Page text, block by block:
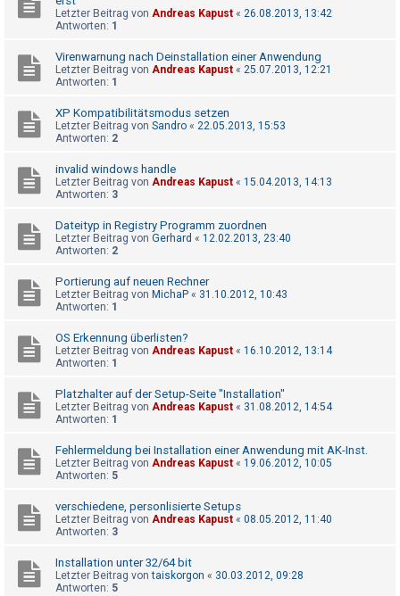
Letzter Beitrag von Andreas Kapust « 26.08.2013, 13:42
Antworten: 1
Virenwarnung nach Deinstallation einer Anwendung
Letzter Beitrag von Andreas Kapust « 25.07.2013, 12:21
Antworten: 1
XP Kompatibilitätsmodus setzen
Letzter Beitrag von Sandro « 22.05.2013, 15:53
Antworten: 2
invalid windows handle
Letzter Beitrag von Andreas Kapust « 15.04.2013, 14:13
Antworten: 3
Dateityp in Registry Programm zuordnen
Letzter Beitrag von Gerhard « 12.02.2013, 23:40
Antworten: 2
Portierung auf neuen Rechner
Letzter Beitrag von MichaP « 31.10.2012, 10:43
Antworten: 1
OS Erkennung überlisten?
Letzter Beitrag von Andreas Kapust « 16.10.2012, 13:14
Antworten: 1
Platzhalter auf der Setup-Seite "Installation"
Letzter Beitrag von Andreas Kapust « 31.08.2012, 14:54
Antworten: 1
Fehlermeldung bei Installation einer Anwendung mit AK-Inst.
Letzter Beitrag von Andreas Kapust « 19.06.2012, 10:05
Antworten: 5
verschiedene, personlisierte Setups
Letzter Beitrag von Andreas Kapust « 08.05.2012, 11:40
Antworten: 3
Installation unter 32/64 bit
Letzter Beitrag vontaiskorgon « 30.03.2012, 09:28
Antworten: 5